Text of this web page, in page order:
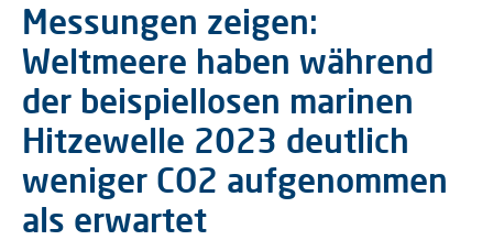
Messungen zeigen:
Weltmeere haben während
der beispiellosen marinen
Hitzewelle 2023 deutlich
weniger CO2 aufgenommen
als erwartet